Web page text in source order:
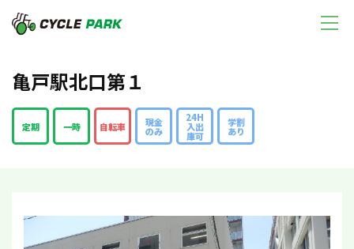
亀戸駅北口第１
定期 一時 自転車 現金
のみ
24H
入出
庫可
学割
あり